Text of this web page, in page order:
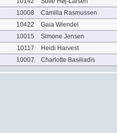
10008
Camilla Rasmussen
10422
Gaia Wiendel
10015
Simone Jensen
10117
Heidi Harvest
10007 Charlotte Basiliadis